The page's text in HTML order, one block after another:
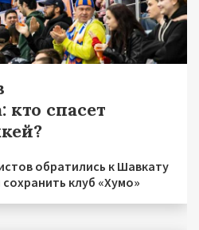
кто спасет
обратились к Шавкату
клуб «Хумо»